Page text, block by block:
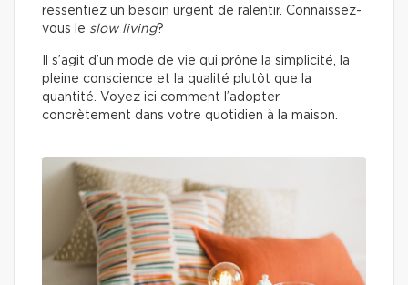
ressentiez un besoin urgent de ralentir. Connaissez-
vous le slow living?
Il s’agit d’un mode de vie qui prône la simplicité, la
pleine conscience et la qualité plutôt que la
quantité. Voyez ici comment l’adopter
concrètement dans votre quotidien à la maison.